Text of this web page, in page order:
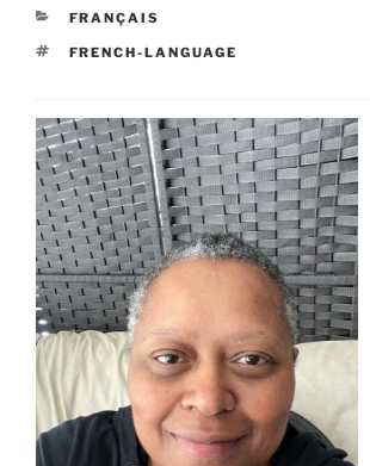
CATEGORIES
FRANÇAIS
TAGS
FRENCH-LANGUAGE